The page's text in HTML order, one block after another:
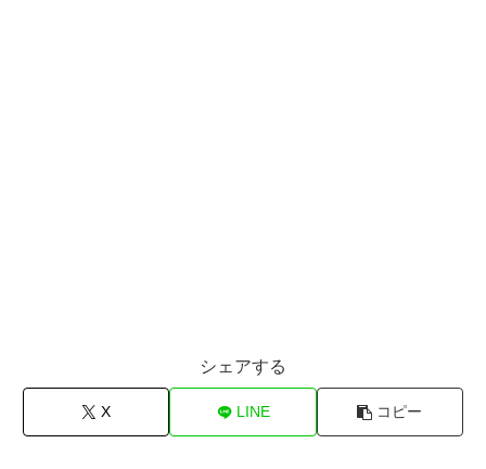
シェアする
X LINE コピー